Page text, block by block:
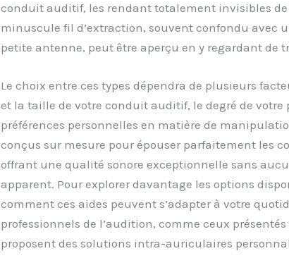
conduit auditif, les rendant totalement invisibles de
minuscule fil d’extraction, souvent confondu avec
petite antenne, peut être aperçu en y regardant de
Le choix entre ces types dépendra de plusieurs
et la taille de votre conduit auditif, le degré de votre
préférences personnelles en matière de
conçus sur mesure pour épouser parfaitement les
offrant une qualité sonore exceptionnelle sans
apparent. Pour explorer davantage les options
comment ces aides peuvent s’adapter à votre
professionnels de l’audition, comme ceux présentés
proposent des solutions intra-auriculaires